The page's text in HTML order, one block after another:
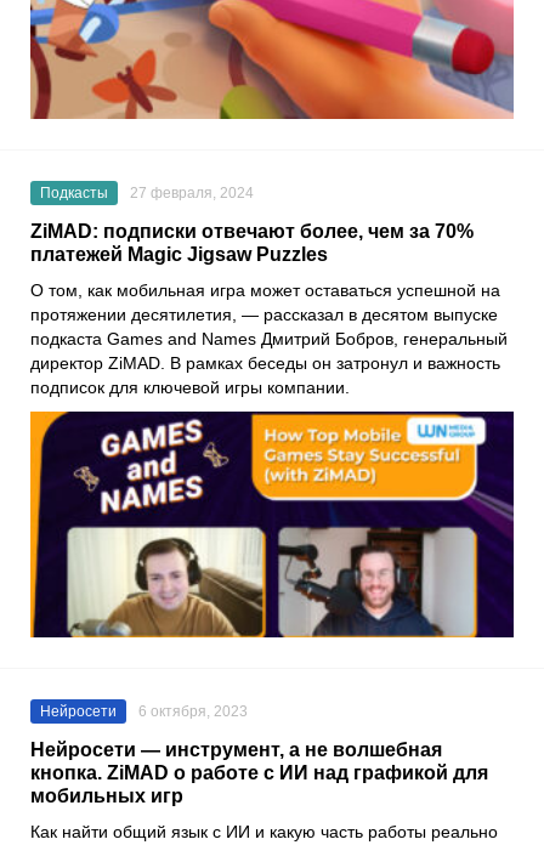
Подкасты 27 февраля, 2024
ZiMAD: подписки отвечают более, чем за 70%
платежей Magic Jigsaw Puzzles
О том, как мобильная игра может оставаться успешной на
протяжении десятилетия, — рассказал в десятом выпуске
подкаста Games and Names Дмитрий Бобров, генеральный
директор ZiMAD. В рамках беседы он затронул и важность
подписок для ключевой игры компании.
Нейросети 6 октября, 2023
Нейросети — инструмент, а не волшебная
кнопка. ZiMAD о работе с ИИ над графикой для
мобильных игр
Как найти общий язык с ИИ и какую часть работы реально